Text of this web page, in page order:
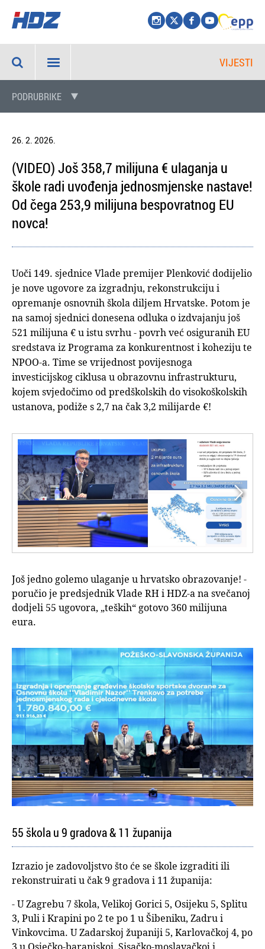
VIJESTI
PODRUBRIKE
26. 2. 2026.
(VIDEO) Još 358,7 milijuna € ulaganja u
škole radi uvođenja jednosmjenske nastave!
Od čega 253,9 milijuna bespovratnog EU
novca!
Uoči 149. sjednice Vlade premijer Plenković dodijelio
je nove ugovore za izgradnju, rekonstrukciju i
opremanje osnovnih škola diljem Hrvatske. Potom je
na samoj sjednici donesena odluka o izdvajanju još
521 milijuna € u istu svrhu - povrh već osiguranih EU
sredstava iz Programa za konkurentnost i koheziju te
NPOO-a. Time se vrijednost povijesnoga
investicijskog ciklusa u obrazovnu infrastrukturu,
kojem svjedočimo od predškolskih do visokoškolskih
ustanova, podiže s 2,7 na čak 3,2 milijarde €!


Još jedno golemo ulaganje u hrvatsko obrazovanje! -
poručio je predsjednik Vlade RH i HDZ-a na svečanoj
dodjeli 55 ugovora, „teških“ gotovo 360 milijuna
eura.
55 škola u 9 gradova & 11 županija
Izrazio je zadovoljstvo što će se škole izgraditi ili
rekonstruirati u čak 9 gradova i 11 županija:
- U Zagrebu 7 škola, Velikoj Gorici 5, Osijeku 5, Splitu
3, Puli i Krapini po 2 te po 1 u Šibeniku, Zadru i
Vinkovcima. U Zadarskoj županiji 5, Karlovačkoj 4, po